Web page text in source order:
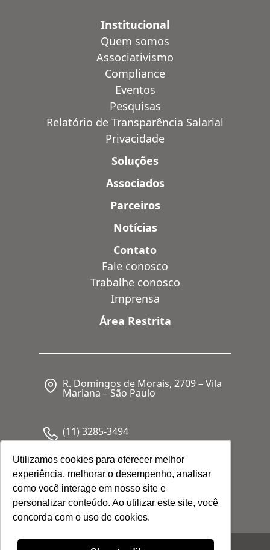
Utilizamos cookies para oferecer melhor
experiência, melhorar o desempenho, analisar
como você interage em nosso site e
personalizar conteúdo. Ao utilizar este site, você
concorda com o uso de cookies.
Institucional
Quem somos
Associativismo
Compliance
Eventos
Pesquisas
Relatório de Transparência Salarial
Privacidade
Soluções
Associados
Parceiros
Notícias
Contato
Fale conosco
Trabalhe conosco
Imprensa
Área Restrita
R. Domingos de Morais, 2709 – Vila
Mariana – São Paulo
(11) 3285-3494
CNPJ: 05.341.062/0001-80